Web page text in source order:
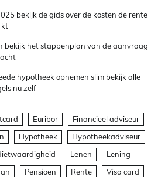
bekijk de gids over de kosten de rente
bekijk het stappenplan van de aanvraag
hypotheek opnemen slim bekijk alle
nu zelf
Euribor
Financieel adviseur
Hypotheek
Hypotheekadviseur
Lenen
Lening
Pensioen Rente Visa card